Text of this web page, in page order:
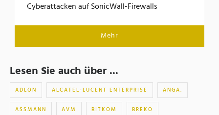
Cyberattacken auf SonicWall-Firewalls
Mehr
Lesen Sie auch über ...
ADLON ALCATEL-LUCENT ENTERPRISE ANGA.
ASSMANN AVM BITKOM BREKO